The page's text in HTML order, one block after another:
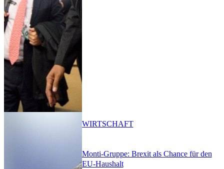
Monti-Gruppe: Brexit als Chance für den
EU-Haushalt
WIRTSCHAFT